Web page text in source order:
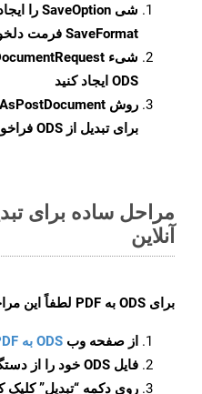
شی SaveOption را
SaveFormat فرمت
شیء
ODS ایجاد کنید
روش
برای تبدیل از ODS فراخوانی کنید.
آنلاین
برای ODS به PDF لطفاً این
از صفحه وب ODS به PDF
فایل ODS خود را از دستگاه خود آپلود کنید.
روی دکمه “تبدیل”کلیک